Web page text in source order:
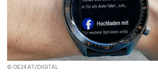
© OE24.AT/DIGITAL